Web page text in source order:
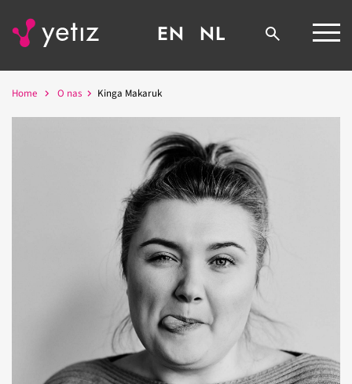
EN NL
Home O nas Kinga Makaruk